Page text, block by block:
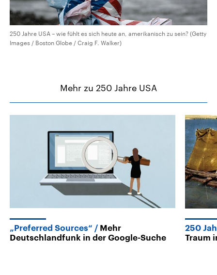
250 Jahre USA – wie fühlt es sich heute an, amerikanisch zu sein? (Getty
Images / Boston Globe / Craig F. Walker)
Mehr zu 250 Jahre USA
„Preferred Sources“
Mehr
Deutschlandfunk in der Google-Suche
250
Traum